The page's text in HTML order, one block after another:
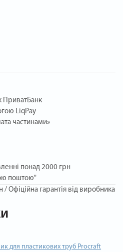
ПриватБанк
LiqPay
частинами»
понад 2000 грн
поштою"
/ Офіційна гарантія від виробника
для пластикових труб Procraft